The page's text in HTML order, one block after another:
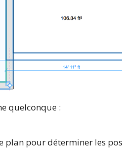
quelconque :
plan pour déterminer les